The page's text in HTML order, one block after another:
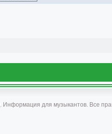
. Информация для музыкантов. Все